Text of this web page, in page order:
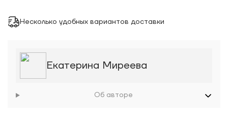
Несколько удобных вариантов доставки
Екатерина Миреева
Об авторе